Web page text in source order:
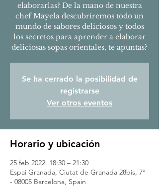
elaborarlas? De la mano de nuestra
chef Mayela descubriremos todo un
mundo de sabores deliciosos y todos
los secretos para aprender a elaborar
deliciosas sopas orientales, te apuntas?
Se ha cerrado la posibilidad de
registrarse
Ver otros eventos
Horario y ubicación
25 feb 2022, 18:30 – 21:30
Espai Granada, Ciutat de Granada 28bis, 7º
- 08005 Barcelona, Spain